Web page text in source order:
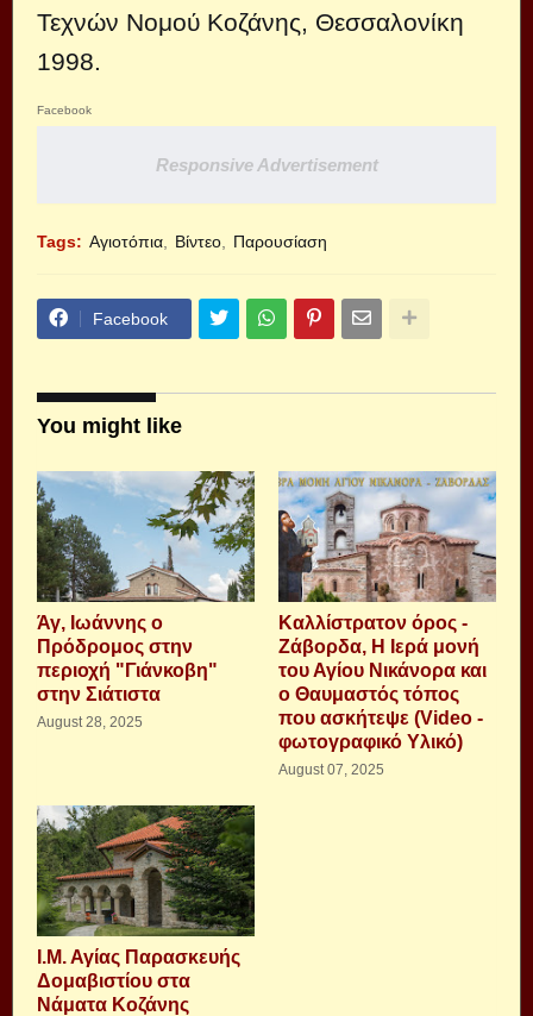
Τεχνών Νομού Κοζάνης, Θεσσαλονίκη
1998.
Facebook
Responsive Advertisement
Tags: Αγιοτόπια Βίντεο Παρουσίαση
Facebook
You might like
Άγ, Ιωάννης ο
Πρόδρομος στην
περιοχή "Γιάνκοβη"
στην Σιάτιστα
August 28, 2025
Καλλίστρατον όρος -
Ζάβορδα, Η Ιερά μονή
του Αγίου Νικάνορα και
ο Θαυμαστός τόπος
που ασκήτεψε (Video -
φωτογραφικό Υλικό)
August 07, 2025
Ι.Μ. Αγίας Παρασκευής
Δομαβιστίου στα
Νάματα Κοζάνης